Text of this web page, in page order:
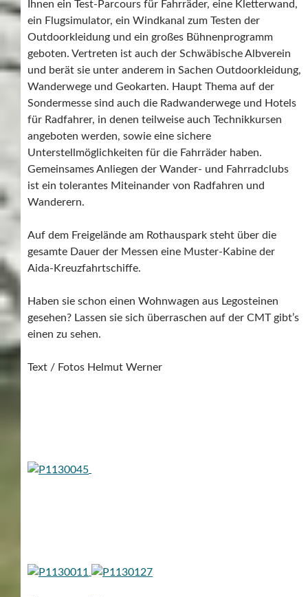
Ihnen ein Test-Parcours für Fahrräder, eine Kletterwand,
ein Flugsimulator, ein Windkanal zum Testen der
Outdoorkleidung und ein großes Bühnenprogramm
geboten. Vertreten ist auch der Schwäbische Albverein
und berät sie unter anderem in Sachen Outdoorkleidung,
Wanderwege und Geokarten. Haupt Thema auf der
Sondermesse sind auch die Radwanderwege und Hotels
für Radfahrer, in denen teilweise auch Technikkursen
angeboten werden, sowie eine sichere
Unterstellmöglichkeiten für die Fahrräder haben.
Gemeinsames Anliegen der Wander- und Fahrradclubs
ist ein tolerantes Miteinander von Radfahren und
Wanderern.
Auf dem Freigelände am Rothauspark steht über die
gesamte Dauer der Messen eine Muster-Kabine der
Aida-Kreuzfahrtschiffe.
Haben sie schon einen Wohnwagen aus Legosteinen
gesehen? Lassen sie sich überraschen auf der CMT gibt’s
einen zu sehen.
Text / Fotos Helmut Werner